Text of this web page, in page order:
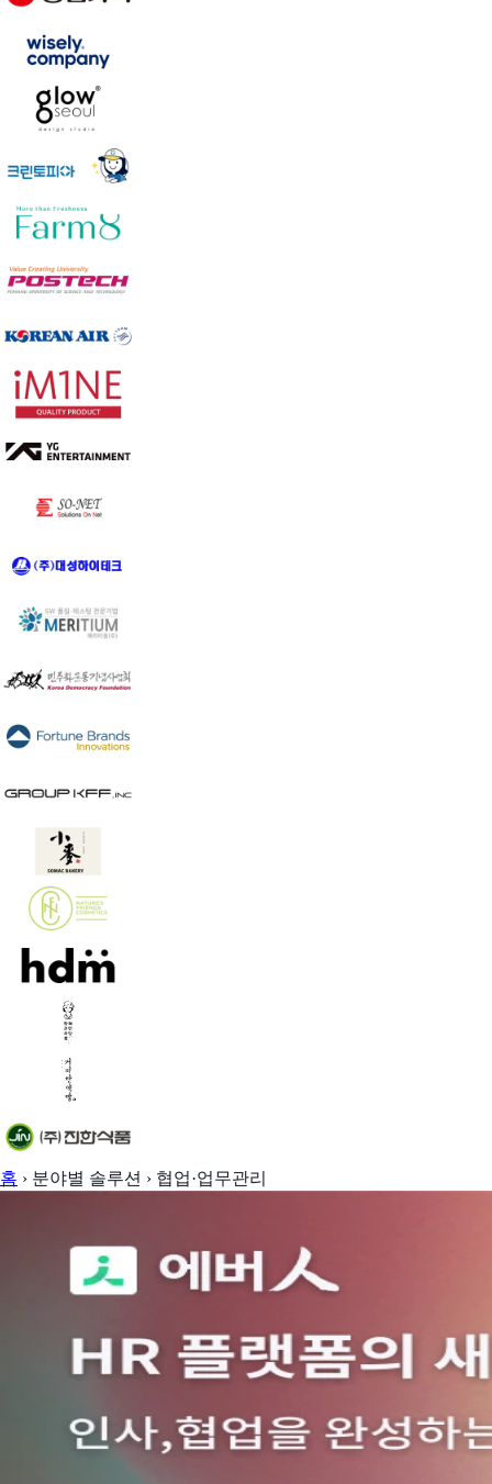
홈 › 분야별 솔루션 › 협업·업무관리